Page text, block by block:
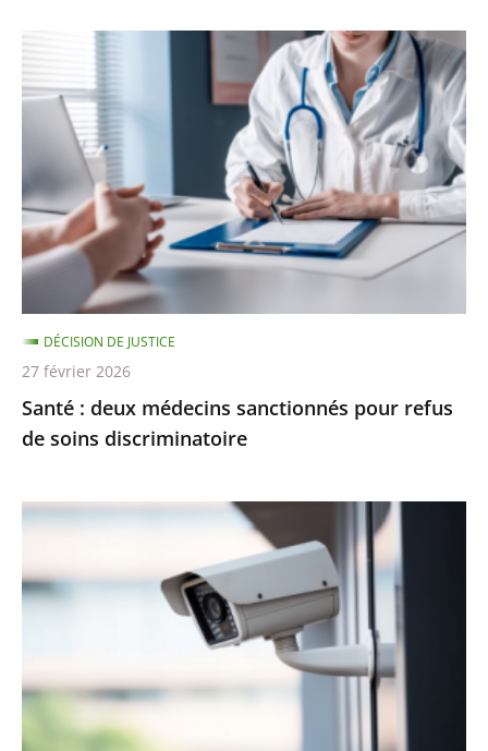
place
collège
:
deux
médecins
sanctionnés
pour
refus
de
soins
discriminatoire
Santé : deux médecins sanctionnés pour refus
de soins discriminatoire
DÉCISION DE JUSTICE
27 février 2026
le
traitement
images